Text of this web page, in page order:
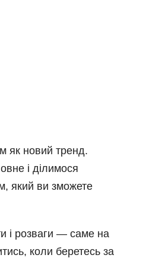
як новий тренд.
і ділимося
який ви зможете
і розваги — саме на
коли беретесь за